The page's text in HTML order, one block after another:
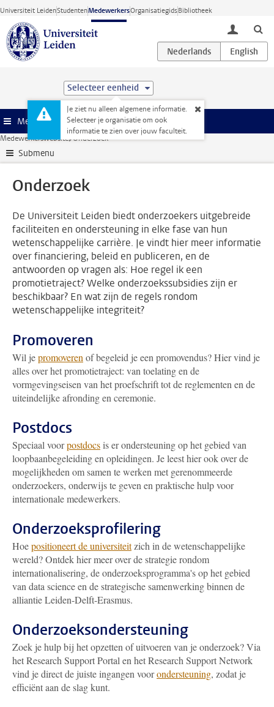
Ga direct naar de inhoud
Universiteit LeidenStudentenMedewerkersOrganisatiegidsBibliotheek
toggle
Selecteer eenheid
Je ziet nu alleen algemene informatie.
Selecteer je organisatie om ook
informatie te zien over jouw faculteit.
Menu
Medewerkerswebsite Onderzoek
Submenu
Onderzoek
De Universiteit Leiden biedt onderzoekers uitgebreide
faciliteiten en ondersteuning in elke fase van hun
wetenschappelijke carrière. Je vindt hier meer informatie
over financiering, beleid en publiceren, en de
antwoorden op vragen als: Hoe regel ik een
promotietraject? Welke onderzoekssubsidies zijn er
beschikbaar? En wat zijn de regels rondom
wetenschappelijke integriteit?
Promoveren
Wil jepromoveren of begeleid je een promovendus? Hier vind je
alles over het promotietraject: van toelating en de
vormgevingseisen van het proefschrift tot de reglementen en de
uiteindelijke afronding en ceremonie.
Postdocs
Speciaal voorpostdocsis er ondersteuning op het gebied van
loopbaanbegeleiding en opleidingen. Je leest hier ook over de
mogelijkheden om samen te werken met gerenommeerde
onderzoekers, onderwijs te geven en praktische hulp voor
internationale medewerkers.
Onderzoeksprofilering
Hoepositioneert de universiteitzich in de wetenschappelijke
wereld? Ontdek hier meer over de strategie rondom
internationalisering, de onderzoeksprogramma's op het gebied
van data science en de strategische samenwerking binnen de
alliantie Leiden-Delft-Erasmus.
Onderzoeksondersteuning
Zoek je hulp bij het opzetten of uitvoeren van je onderzoek? Via
het Research Support Portal en het Research Support Network
vind je direct de juiste ingangen voorondersteuning, zodat je
efficiënt aan de slag kunt.